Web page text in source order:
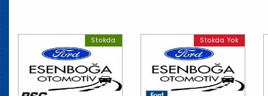
Stokda Stokda Yok